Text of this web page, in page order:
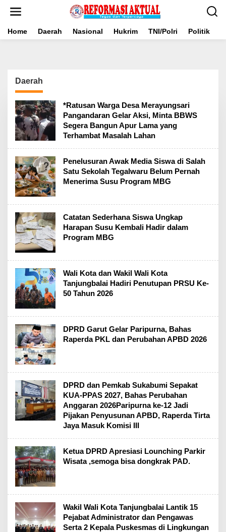
Home Daerah Nasional Hukrim TNI/Polri Politik
Daerah
*Ratusan Warga Desa Merayungsari
Pangandaran Gelar Aksi, Minta BBWS
Segera Bangun Apur Lama yang
Terhambat Masalah Lahan
Penelusuran Awak Media Siswa di Salah
Satu Sekolah Tegalwaru Belum Pernah
Menerima Susu Program MBG
Catatan Sederhana Siswa Ungkap
Harapan Susu Kembali Hadir dalam
Program MBG
Wali Kota dan Wakil Wali Kota
Tanjungbalai Hadiri Penutupan PRSU Ke-
50 Tahun 2026
DPRD Garut Gelar Paripurna, Bahas
Raperda PKL dan Perubahan APBD 2026
DPRD dan Pemkab Sukabumi Sepakat
KUA-PPAS 2027, Bahas Perubahan
Anggaran 2026Paripurna ke-12 Jadi
Pijakan Penyusunan APBD, Raperda Tirta
Jaya Masuk Komisi III
Ketua DPRD Apresiasi Lounching Parkir
Wisata ,semoga bisa dongkrak PAD.
Wakil Wali Kota Tanjungbalai Lantik 15
Pejabat Administrator dan Pengawas
Serta 2 Kepala Puskesmas di Lingkungan